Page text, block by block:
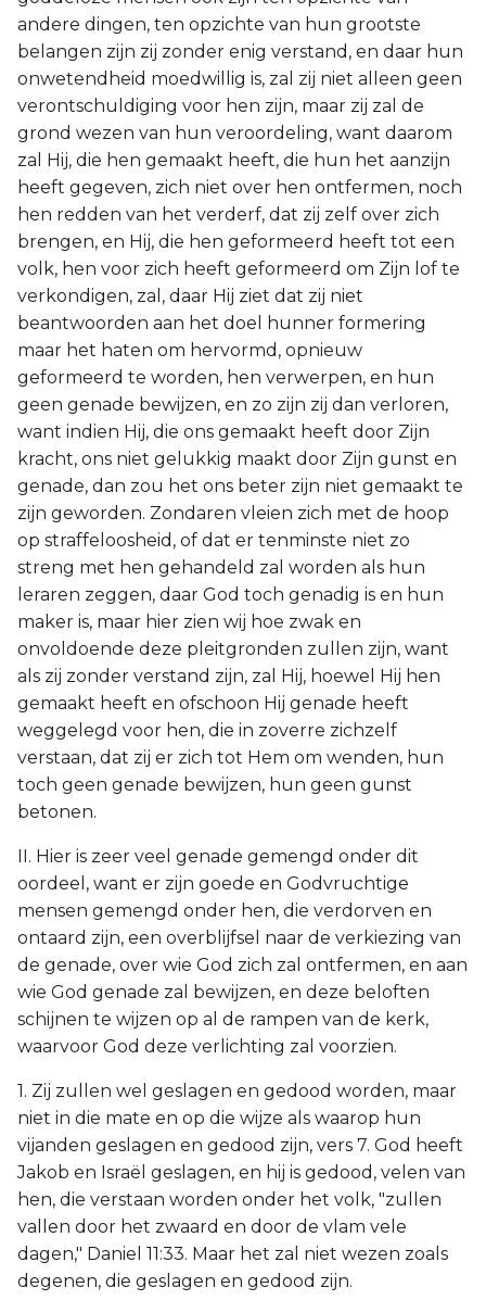
andere dingen, ten opzichte van hun grootste
belangen zijn zij zonder enig verstand, en daar hun
onwetendheid moedwillig is, zal zij niet alleen geen
verontschuldiging voor hen zijn, maar zij zal de
grond wezen van hun veroordeling, want daarom
zal Hij, die hen gemaakt heeft, die hun het aanzijn
heeft gegeven, zich niet over hen ontfermen, noch
hen redden van het verderf, dat zij zelf over zich
brengen, en Hij, die hen geformeerd heeft tot een
volk, hen voor zich heeft geformeerd om Zijn lof te
verkondigen, zal, daar Hij ziet dat zij niet
beantwoorden aan het doel hunner formering
maar het haten om hervormd, opnieuw
geformeerd te worden, hen verwerpen, en hun
geen genade bewijzen, en zo zijn zij dan verloren,
want indien Hij, die ons gemaakt heeft door Zijn
kracht, ons niet gelukkig maakt door Zijn gunst en
genade, dan zou het ons beter zijn niet gemaakt te
zijn geworden. Zondaren vleien zich met de hoop
op straffeloosheid, of dat er tenminste niet zo
streng met hen gehandeld zal worden als hun
leraren zeggen, daar God toch genadig is en hun
maker is, maar hier zien wij hoe zwak en
onvoldoende deze pleitgronden zullen zijn, want
als zij zonder verstand zijn, zal Hij, hoewel Hij hen
gemaakt heeft en ofschoon Hij genade heeft
weggelegd voor hen, die in zoverre zichzelf
verstaan, dat zij er zich tot Hem om wenden, hun
toch geen genade bewijzen, hun geen gunst
betonen.
II. Hier is zeer veel genade gemengd onder dit
oordeel, want er zijn goede en Godvruchtige
mensen gemengd onder hen, die verdorven en
ontaard zijn, een overblijfsel naar de verkiezing van
de genade, over wie God zich zal ontfermen, en aan
wie God genade zal bewijzen, en deze beloften
schijnen te wijzen op al de rampen van de kerk,
waarvoor God deze verlichting zal voorzien.
1. Zij zullen wel geslagen en gedood worden, maar
niet in die mate en op die wijze als waarop hun
vijanden geslagen en gedood zijn, vers 7. God heeft
Jakob en Israël geslagen, en hij is gedood, velen van
hen, die verstaan worden onder het volk, "zullen
vallen door het zwaard en door de vlam vele
dagen," Daniel 11:33. Maar het zal niet wezen zoals
degenen, die geslagen en gedood zijn.